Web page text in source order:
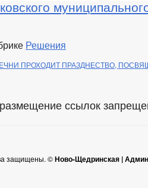
Решения
ПРОХОДИТ ПРАЗДНЕСТВО,
ссылок
защищены. ©Ново-Щедринская |